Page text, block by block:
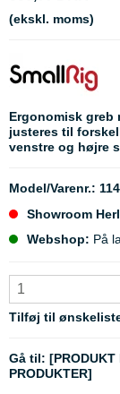
(ekskl. moms)
Ergonomisk greb
justeres til
venstre og højre
Model/Varenr.:
Showroom
Webshop: På
Tilføj til
Gå til: [PRODUKT
PRODUKTER]